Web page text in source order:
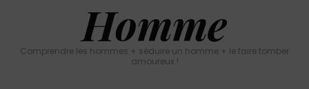
Homme
Comprendre les hommes + séduire un homme + le faire tomber
amoureux !